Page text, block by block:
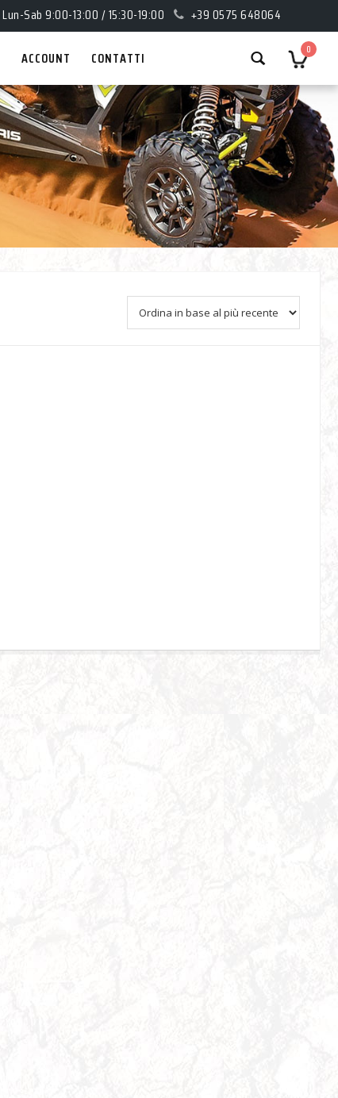
Lun-Sab 9:00-13:00 / 15:30-19:00 +39 0575 648064
0
ACCOUNT CONTATTI